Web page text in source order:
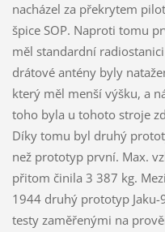
nacházel za překrytem
špice SOP. Naproti tomu
měl standardní
drátové antény byly
který měl menší výšku, a
toho byla u tohoto stroje
Díky tomu byl druhý
než prototyp první. Max.
přitom činila 3 387 kg.
1944 druhý prototyp Jaku-
testy zaměřenými na